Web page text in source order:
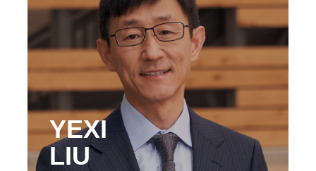
YEXI
LIU